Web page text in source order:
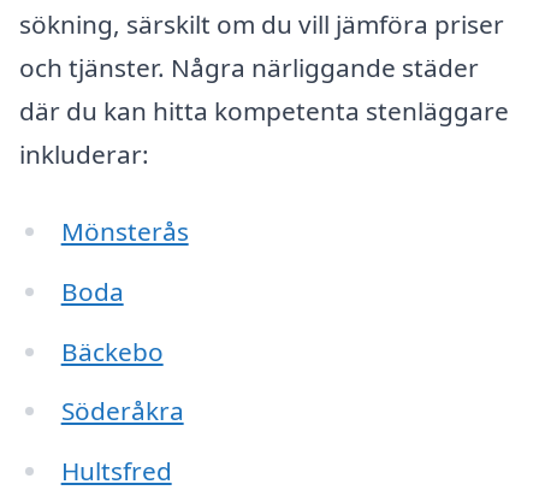
sökning, särskilt om du vill jämföra priser
och tjänster. Några närliggande städer
där du kan hitta kompetenta stenläggare
inkluderar:
Mönsterås
Boda
Bäckebo
Söderåkra
Hultsfred